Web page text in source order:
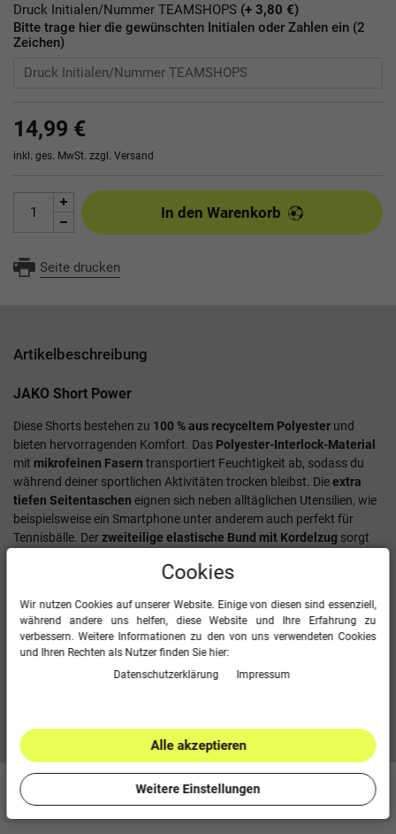
Druck Initialen/Nummer TEAMSHOPS (+ 3,80 €)
Bitte trage hier die gewünschten Initialen oder Zahlen ein (2
Zeichen)
14,99 €
inkl. ges. MwSt. zzgl. Versand
In den Warenkorb
Seite drucken
Artikelbeschreibung
JAKO Short Power
Diese Shorts bestehen zu 100 % aus recyceltem Polyester und
bieten hervorragenden Komfort. Das Polyester-Interlock-Material
mit mikrofeinen Fasern transportiert Feuchtigkeit ab, sodass du
während deiner sportlichen Aktivitäten trocken bleibst. Dieextra
tiefen Seitentaschen eignen sich neben alltäglichen Utensilien, wie
beispielsweise ein Smartphone unter anderem auch perfekt für
Tennisbälle. Derzweiteilige elastische Bund mit Kordelzug sorgt
Polyester-Interlock
Mikrofeine Fasern
Extra tiefe Seitentaschen (für Tennisbälle geeignet)
Mehr Informationen zum EU Verantwortlichen »
Kundenbewertungen (0)
Cookies
Wir nutzen Cookies auf unserer Website. Einige von diesen sind essenziell,
während andere uns helfen, diese Website und Ihre Erfahrung zu
verbessern. Weitere Informationen zu den von uns verwendeten Cookies
und Ihren Rechten als Nutzer finden Sie hier:
Daten­schutz­erklärung
Impressum
Alle akzeptieren
Weitere Einstellungen